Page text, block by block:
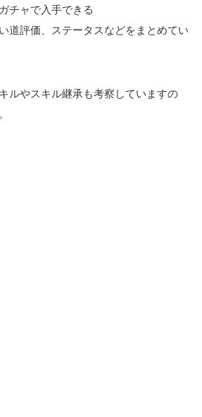
チャで入手できる
道評価、ステータスなどをまとめてい
ルやスキル継承も考察していますの